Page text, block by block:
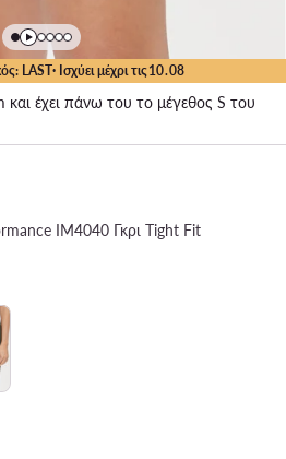
LAST· Ισχύει μέχρι τις10.08
και έχει πάνω του το μέγεθος S του
IM4040 Γκρι Tight Fit